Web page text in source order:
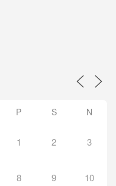
P S N
1 2 3
8 9 10